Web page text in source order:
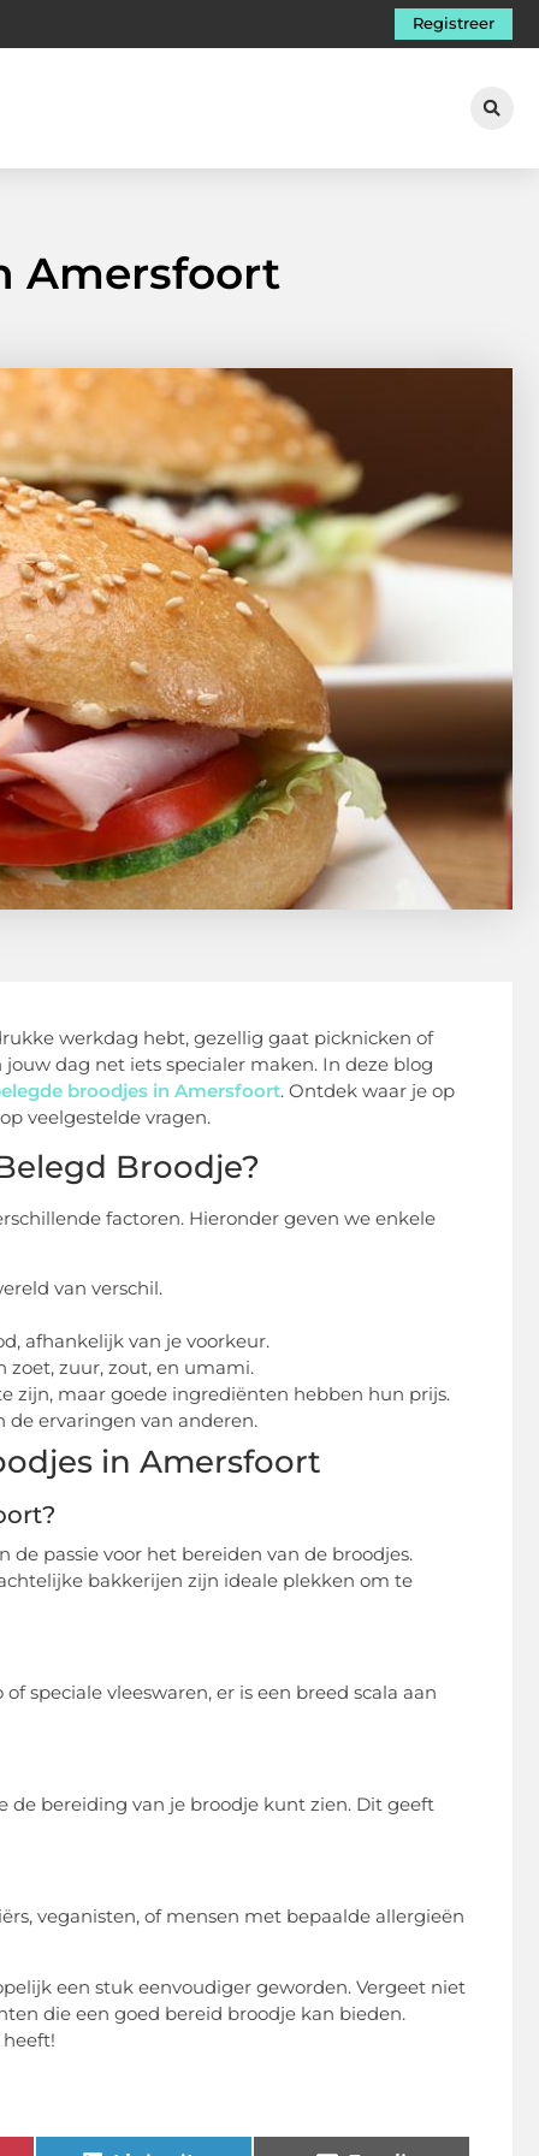
Registreer
Amersfoort
werkdag hebt, gezellig gaat picknicken of
dag net iets specialer maken. In deze blog
broodjes in Amersfoort. Ontdek waar je op
veelgestelde vragen.
Broodje?
factoren. Hieronder geven we enkele
van verschil.
afhankelijk van je voorkeur.
zoet, zuur, zout, en umami.
zijn, maar goede ingrediënten hebben hun prijs.
de ervaringen van anderen.
in Amersfoort
passie voor het bereiden van de broodjes.
bakkerijen zijn ideale plekken om te
speciale vleeswaren, er is een breed scala aan
de bereiding van je broodje kunt zien. Dit geeft
veganisten, of mensen met bepaalde allergieën
een stuk eenvoudiger geworden. Vergeet niet
die een goed bereid broodje kan bieden.